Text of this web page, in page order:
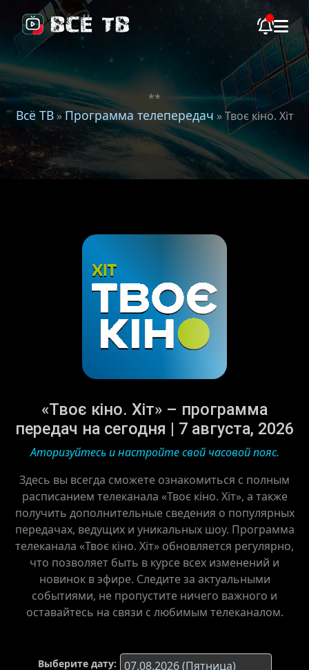
**
Всё ТВ»Программа телепередач » Твоє кіно. Хіт
«Твоє кіно. Хіт» – программа
передач на сегодня | 7 августа, 2026
Аторизуйтесь и настройте свой часовой пояс.
Здесь вы всегда сможете ознакомиться с полным
расписанием телеканала «Твоє кіно. Хіт», а также
получить дополнительные сведения о популярных
передачах, ведущих и уникальных шоу. Программа
телеканала «Твоє кіно. Хіт» обновляется регулярно,
что позволяет быть в курсе всех изменений и
новинок в эфире. Следите за актуальными
событиями, не пропустите ничего важного и
оставайтесь на связи с любимым телеканалом.
Выберите дату: